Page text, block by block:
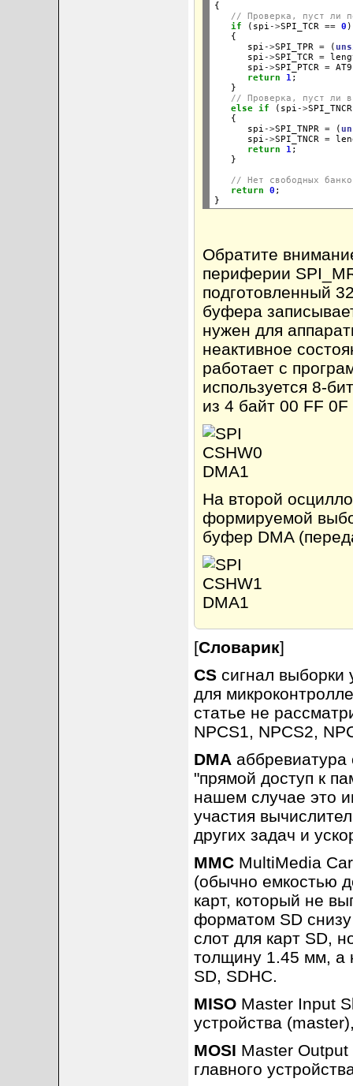
{
// Проверка, пуст ли
if (spi ->SPI_TCR == 0 )
   {
      spi
->SPI_TPR = (
      spi
->SPI_TCR =
      spi
->SPI_PTCR =
return
1;
   }
// Проверка, пуст ли
else if (spi ->
   {
      spi
->SPI_TNPR = (
      spi
->SPI_TNCR =
return
1;
   }
// Нет свободных
return
0 ;
Обратите
периферии
подготовленный
буфера
нужен для
неактивное
работает с
используется 8-
из 4 байт 00 FF 0F
На второй
формируемой
буфер DMA
[Словарик]
CSсигнал выборки
для
статье не
NPCS1, NPCS2,
DMA аббревиатура
"прямой доступ к
нашем случае это
участия
других задач и
MMCMultiMedia
(обычно емкостью
карт, который не
форматом SD снизу
слот для карт SD,
толщину 1.45 мм, а
SD, SDHC.
MISOMaster Input
устройства
MOSI Master
главного